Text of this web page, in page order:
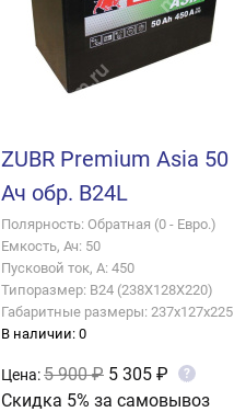
ZUBR Premium Asia 50
Ач обр. B24L
Полярность: Обратная (0 - Евро.)
Емкость, Ач: 50
Пусковой ток, А: 450
Типоразмер: B24 (238X128X220)
Габаритные размеры: 237x127x225
В наличии: 0
Цена:5 900 ₽ 5 305 ₽ ?
Скидка 5% за самовывоз